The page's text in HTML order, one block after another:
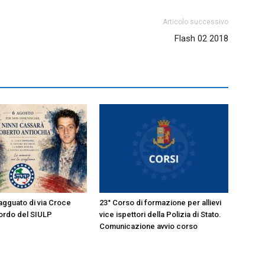
Articolo successivo
Flash 02 2018
di via Croce
del SIULP
23° Corso di formazione per allievi
vice ispettori della Polizia di Stato.
Comunicazione avvio corso